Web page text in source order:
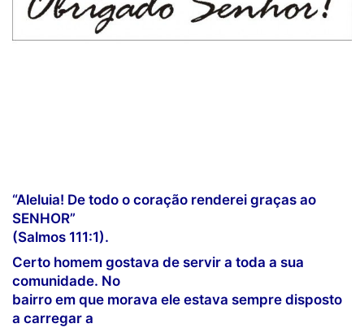
“Aleluia! De todo o coração renderei graças ao
SENHOR”
(Salmos 111:1).
Certo homem gostava de servir a toda a sua
comunidade. No
bairro em que morava ele estava sempre disposto
a carregar a